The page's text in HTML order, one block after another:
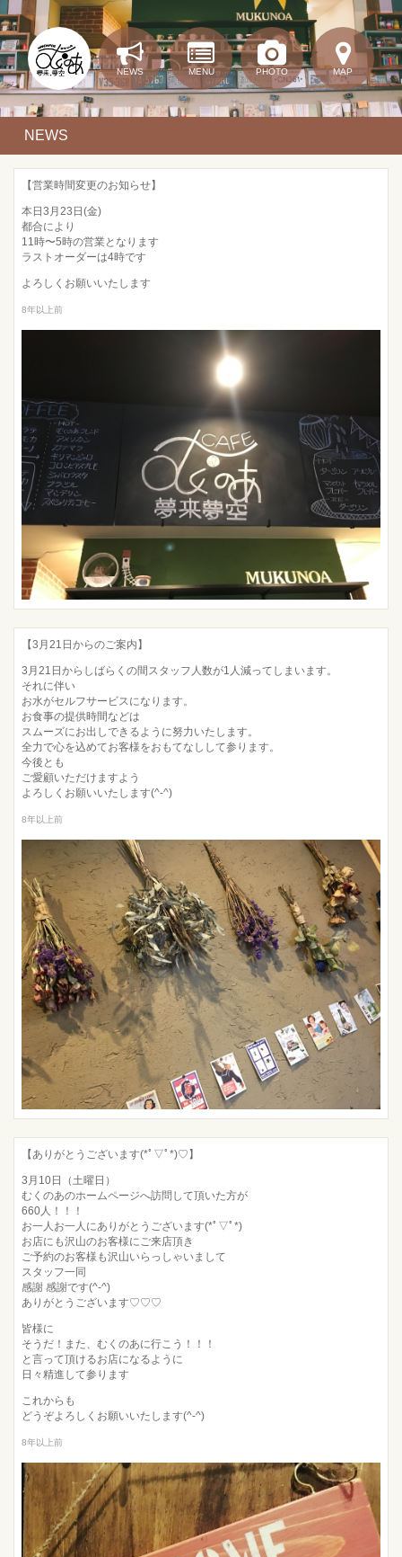
NEWS MENU PHOTO MAP
NEWS
【営業時間変更のお知らせ】
本日3月23日(金)
都合により
11時〜5時の営業となります
ラストオーダーは4時です
よろしくお願いいたします
8年以上前
【3月21日からのご案内】
3月21日からしばらくの間スタッフ人数が1人減ってしまいます。
それに伴い
お水がセルフサービスになります。
お食事の提供時間などは
スムーズにお出しできるように努力いたします。
全力で心を込めてお客様をおもてなしして参ります。
今後とも
ご愛顧いただけますよう
よろしくお願いいたします(^-^)
8年以上前
【ありがとうございます(*ﾟ▽ﾟ*)♡】
3月10日（土曜日）
むくのあのホームページへ訪問して頂いた方が
660人！！！
お一人お一人にありがとうございます(*ﾟ▽ﾟ*)
お店にも沢山のお客様にご来店頂き
ご予約のお客様も沢山いらっしゃいまして
スタッフ一同
感謝 感謝です(^-^)
ありがとうございます♡♡♡
皆様に
そうだ！また、むくのあに行こう！！！
と言って頂けるお店になるように
日々精進して参ります
これからも
どうぞよろしくお願いいたします(^-^)
8年以上前